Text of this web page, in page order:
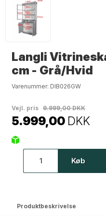
Langli
cm - Grå/Hvid
Varenummer: DIB026GW
Vejl. pris 9.999,00 DKK
5.999,00 DKK
Køb
Produktbeskrivelse